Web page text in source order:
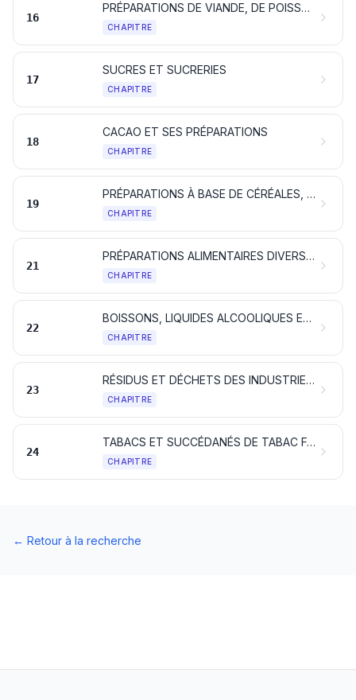
16
PRÉPARATIONS DE VIANDE, DE POISSONS, DE CRUSTACÉS, DE MOLLUSQUES, D’AUTRES INVERTÉBRÉS AQUATIQUES OU D’INSECTES
CHAPITRE
17
SUCRES ET SUCRERIES
CHAPITRE
18
CACAO ET SES PRÉPARATIONS
CHAPITRE
19
PRÉPARATIONS À BASE DE CÉRÉALES, DE FARINES, D'AMIDONS, DE FÉCULES OU DE LAIT; PÂTISSERIES
CHAPITRE
21
PRÉPARATIONS ALIMENTAIRES DIVERSES
CHAPITRE
22
BOISSONS, LIQUIDES ALCOOLIQUES ET VINAIGRES
CHAPITRE
23
RÉSIDUS ET DÉCHETS DES INDUSTRIES ALIMENTAIRES; ALIMENTS PRÉPARÉS POUR ANIMAUX
CHAPITRE
24
TABACS ET SUCCÉDANÉS DE TABAC FABRIQUÉS; PRODUITS, CONTENANT OU NON DE LA NICOTINE, DESTINÉS A UNE INHALATION SANS COMBUSTION; AUTRES PRODUITS CONTENANT DE LA NICOTINE DESTINÉS A L’ABSORPTION DE LA NICOTINE DANS LE CORPS HUMAIN
CHAPITRE
← Retour à la recherche